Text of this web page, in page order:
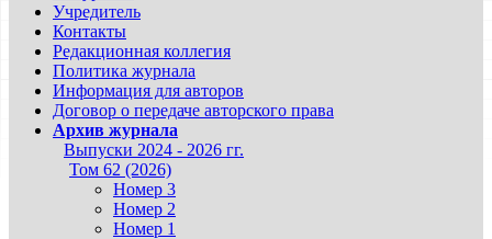
Учредитель
Контакты
Редакционная коллегия
Политика журнала
Информация для авторов
Договор о передаче авторского права
Архив журнала
Выпуски 2024 - 2026 гг.
Том 62 (2026)
Номер 3
Номер 2
Номер 1